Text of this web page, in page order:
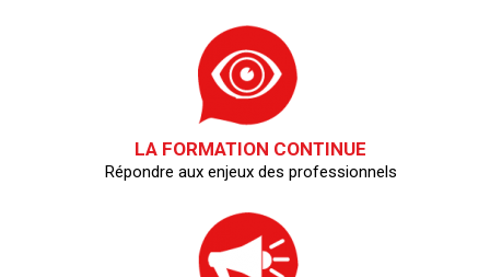
LA FORMATION CONTINUE
Répondre aux enjeux des professionnels